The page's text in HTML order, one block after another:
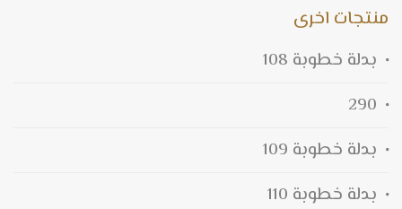
منتجات اخرى
بدلة خطوبة 108
290
بدلة خطوبة 109
بدلة خطوبة 110